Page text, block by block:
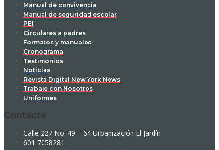
Manual de convivencia
Manual de seguridad escolar
PEI
Circulares a padres
Formatos y manuales
Cronograma
Testimonios
Noticias
Revista Digital New York News
Trabaje con Nosotros
Uniformes
Contacto
Calle 227 No. 49 – 64 Urbanización El Jardín
601 7058281